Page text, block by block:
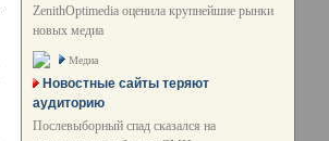
ZenithOptimedia оценила крупнейшие рынки
новых медиа
Медиа
Новостные сайты теряют
аудиторию
Послевыборный спад сказался на